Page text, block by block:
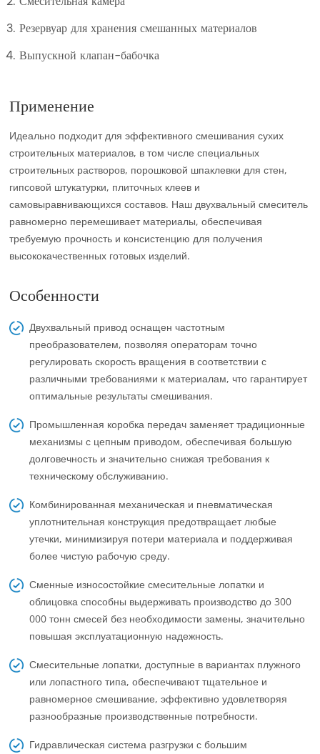
Резервуар для хранения смешанных материалов
Выпускной клапан-бабочка
Применение
Идеально подходит для эффективного смешивания сухих
строительных материалов, в том числе специальных
строительных растворов, порошковой шпаклевки для стен,
гипсовой штукатурки, плиточных клеев и
самовыравнивающихся составов. Наш двухвальный смеситель
равномерно перемешивает материалы, обеспечивая
требуемую прочность и консистенцию для получения
высококачественных готовых изделий.
Особенности
Двухвальный привод оснащен частотным
преобразователем, позволяя операторам точно
регулировать скорость вращения в соответствии с
различными требованиями к материалам, что гарантирует
оптимальные результаты смешивания.
Промышленная коробка передач заменяет традиционные
механизмы с цепным приводом, обеспечивая большую
долговечность и значительно снижая требования к
техническому обслуживанию.
Комбинированная механическая и пневматическая
уплотнительная конструкция предотвращает любые
утечки, минимизируя потери материала и поддерживая
более чистую рабочую среду.
Сменные износостойкие смесительные лопатки и
облицовка способны выдерживать производство до 300
000 тонн смесей без необходимости замены, значительно
повышая эксплуатационную надежность.
Смесительные лопатки, доступные в вариантах плужного
или лопастного типа, обеспечивают тщательное и
равномерное смешивание, эффективно удовлетворяя
разнообразные производственные потребности.
Гидравлическая система разгрузки с большим